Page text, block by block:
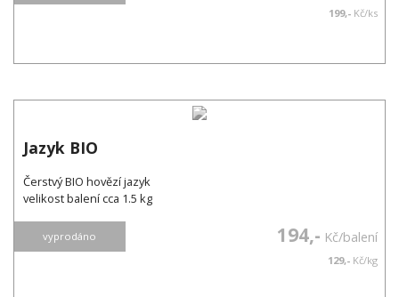
199,- Kč/ks
Jazyk BIO
Čerstvý BIO hovězí jazyk
velikost balení cca 1.5 kg
vyprodáno 194,- Kč/balení
129,- Kč/kg